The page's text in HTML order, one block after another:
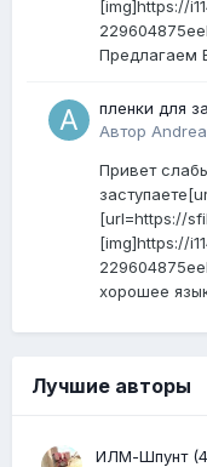
[img]https://
Предлагаем
пленки для
Автор
Привет
[url=https://
[img]https://
хорошее
Лучшие авторы
ИЛМ-Шпунт